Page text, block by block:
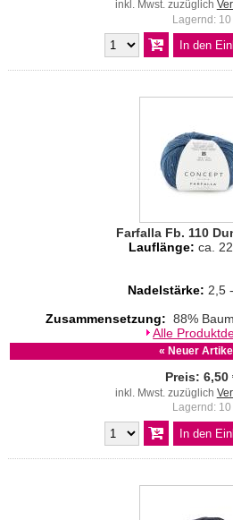
inkl. Mwst. zuzüglich
Lagernd: 10
Farfalla Fb. 110
Lauflänge: ca.
Nadelstärke: 2,5
Zusammensetzung: 88%
Alle
« Neuer
Preis: 6,50
inkl. Mwst. zuzüglich
Lagernd: 10